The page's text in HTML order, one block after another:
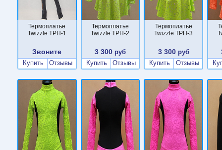
Термоплатье
Twizzle TPН-1
Звоните
Купить Отзывы
Термоплатье
Twizzle TPН-2
3 300 руб
Купить
Отзывы
Термоплатье
Twizzle TPН-3
3 300руб
Купить
Отзывы